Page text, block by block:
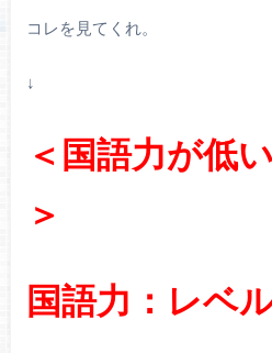
コレを見てくれ。
↓
＜国語力が低
＞
国語力：レベ